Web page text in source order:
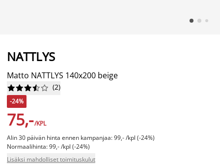
NATTLYS
Matto NATTLYS 140x200 beige





 (2)
-24%
75,-/KPL
Alin 30 päivän hinta ennen kampanjaa: 99,- /kpl (-24%)
Normaalihinta: 99,- /kpl (-24%)
Lisäksi mahdolliset toimituskulut